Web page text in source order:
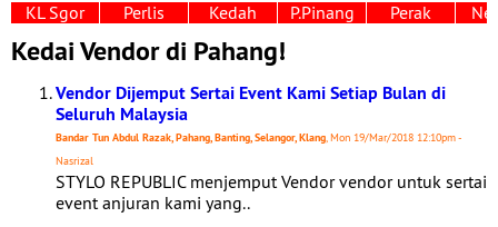
KL Sgor Perlis Kedah P.Pinang Perak
Kedai Vendor di Pahang!
Vendor Dijemput Sertai Event Kami Setiap Bulan di
Seluruh Malaysia
Bandar Tun Abdul Razak, Pahang, Banting, Selangor, Klang, Mon 19/Mar/2018 12:10pm -
Nasrizal
STYLO REPUBLIC menjemput Vendor vendor untuk sertai
event anjuran kami yang..